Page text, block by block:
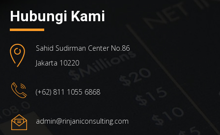
Hubungi Kami
Sahid Sudirman Center No.86
Jakarta 10220
(+62) 811 1055 6868
admin@rinjaniconsulting.com